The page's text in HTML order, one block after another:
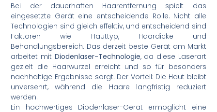
Bei der dauerhaften Haarentfernung spielt das
eingesetzte Gerät eine entscheidende Rolle. Nicht alle
Technologien sind gleich effektiv, und entscheidend sind
Faktoren wie Hauttyp, Haardicke und
Behandlungsbereich. Das derzeit beste Gerät am Markt
arbeitet mit Diodenlaser-Technologie, da diese Laserart
gezielt die Haarwurzel erreicht und so für besonders
nachhaltige Ergebnisse sorgt. Der Vorteil: Die Haut bleibt
unversehrt, während die Haare langfristig reduziert
werden.
Ein hochwertiges Diodenlaser-Gerät ermöglicht eine